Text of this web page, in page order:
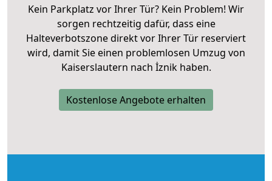
Kein Parkplatz vor Ihrer Tür? Kein Problem! Wir
sorgen rechtzeitig dafür, dass eine
Halteverbotszone direkt vor Ihrer Tür reserviert
wird, damit Sie einen problemlosen Umzug von
Kaiserslautern nach İznik haben.
Kostenlose Angebote erhalten